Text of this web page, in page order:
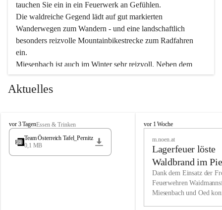
tauchen Sie ein in ein Feuerwerk an Gefühlen.
Die waldreiche Gegend lädt auf gut markierten
Wanderwegen zum Wandern - und eine landschaftlich
besonders reizvolle Mountainbikestrecke zum Radfahren
ein.
Miesenbach ist auch im Winter sehr reizvoll. Neben dem
Eisstockschießen gibt es auf dem nahe gelegenen Unterberg
wunderschöne Naturschneepisten, die zum Schifahren oder
vielfältige Angebot unserer Kulturvereine.
Überzeugen Sie sich selbst, dass Sie in Miesenbach sowie
in den Beherbergungsbetrieben, Gaststätten und urigen
Wir kennen Miesenbach als lebens- und liebenswerten Ort.
Tradition und Innovation werden ebenso groß geschrieben
Aktuelles
M
i
s
vor 3 TagenEssen & Trinken
Team Österreich Tafel_Pernitz
0,1 MB
M
h
vor 1 Woche
m.noen.at
Lagerfeuer löste
Waldbrand im
aus
Dank dem Einsatz der
Feuerwehren
Miesenbach und Oed